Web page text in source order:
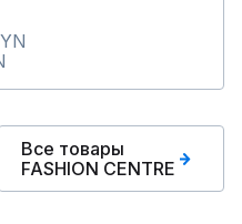
Все товары
FASHION CENTRE